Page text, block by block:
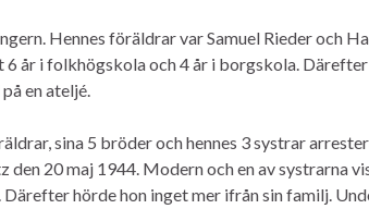
Hennes föräldrar var Samuel Rieder och
år i folkhögskola och 4 år i borgskola.
en ateljé.
sina 5 bröder och hennes 3 systrar
20 maj 1944. Modern och en av systrarna
hörde hon inget mer ifrån sin familj.